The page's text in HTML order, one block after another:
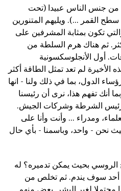
من جنس الناس عبيدا (تحت
القمر ...). ويليهم المتنورين
تكون بمثابة المشرفين على
ثم هناك هرم السلطة من
أول الأنجلوسكسونية
الأخيرة لم تعد تمثل الطاقة أكثر
الدول، بما في ذلك ولنا - انها
أنك تفهم هذا، نرى أن رئيسنا
رئيس الشرطة وشركات الجيش.
ومدراء ... وأنت وأنا على
نحن - واحد، وباسمنا - بأي حال
بحيث يمكن تدميره؟ له
أحد سوف يندم. ثم تخلص من